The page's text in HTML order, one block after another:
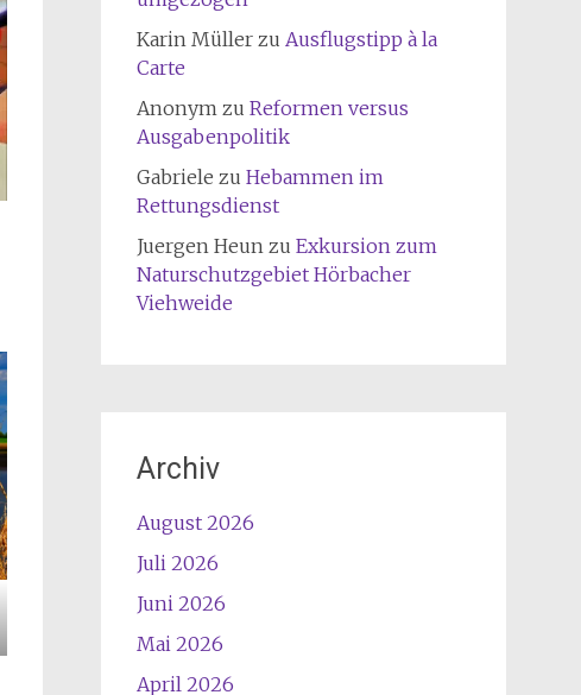
Karin Müllerzu Ausflugstipp à la
Carte
Anonymzu Reformen versus
Ausgabenpolitik
Gabriele zu Hebammen im
Rettungsdienst
Juergen Heunzu Exkursion zum
Naturschutzgebiet Hörbacher
Viehweide
Archiv
August 2026
Juli 2026
Juni 2026
Mai 2026
April 2026